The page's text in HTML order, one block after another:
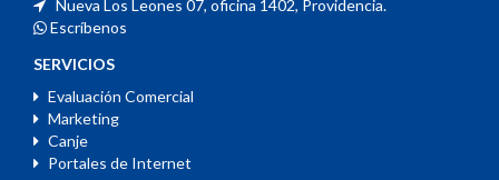
Nueva Los Leones 07, oficina 1402, Providencia.
Escríbenos
SERVICIOS
Evaluación Comercial
Marketing
Canje
Portales de Internet